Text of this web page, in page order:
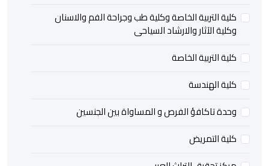
كلية التربية الخاصة وكلية طب وجراحة الفم والاسنان
وكلية الآثار والارشاد السياحى
كلية التربية الخاصة
كلية الهندسة
وحدة تاكافؤ الفرص و المساواة بين الجنسين
كلية التمريض